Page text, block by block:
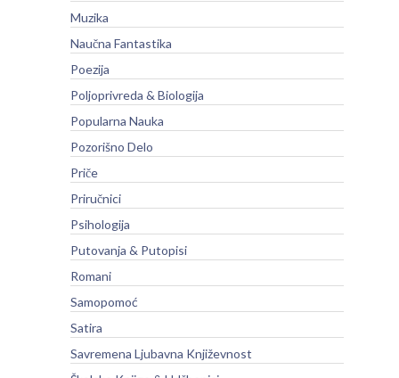
Muzika
Naučna Fantastika
Poezija
Poljoprivreda & Biologija
Popularna Nauka
Pozorišno Delo
Priče
Priručnici
Psihologija
Putovanja & Putopisi
Romani
Samopomoć
Satira
Savremena Ljubavna Književnost